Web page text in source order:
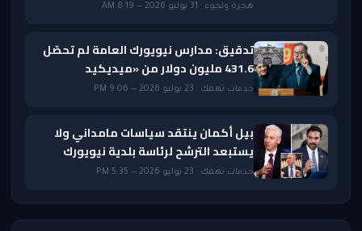
هجرة ولجوء · 31 يوليو 2026 — 8:19 AM
تدقيق: مدارس نيويورك العامة لم تحصّل
431.6 مليون دولار من «ميديكيد
خدمات تهمك · 23 يوليو 2026 — 9:06 PM
بيل أكمان ينتقد سياسات مامداني ولا
يستبعد الترشح لرئاسة بلدية نيويورك
خدمات تهمك · 23 يوليو 2026 — 5:35 PM